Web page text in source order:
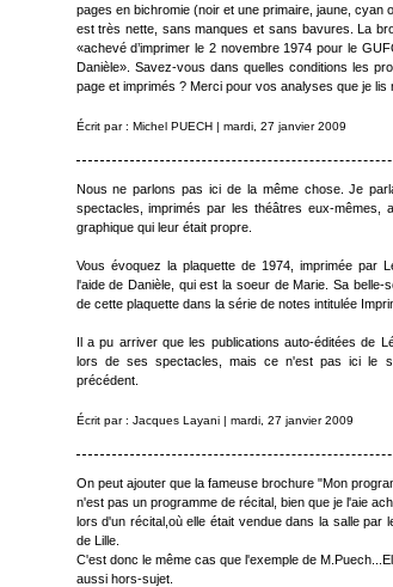
pages en bichromie (noir et une primaire, jaune, cyan
est très nette, sans manques et sans bavures. La
«achevé d’imprimer le 2 novembre 1974 pour le
Danièle». Savez-vous dans quelles conditions les
page et imprimés ? Merci pour vos analyses que je lis
Écrit par : Michel PUECH | mardi, 27 janvier 2009
Nous ne parlons pas ici de la même chose. Je
spectacles, imprimés par les théâtres eux-mêmes,
graphique qui leur était propre.
Vous évoquez la plaquette de 1974, imprimée par
l'aide de Danièle, qui est la soeur de Marie. Sa belle-
de cette plaquette dans la série de notes intitulée
Il a pu arriver que les publications auto-éditées de
lors de ses spectacles, mais ce n'est pas ici le
précédent.
Écrit par : Jacques Layani | mardi, 27 janvier 2009
On peut ajouter que la fameuse brochure "Mon
n'est pas un programme de récital, bien que je l'aie
lors d'un récital,où elle était vendue dans la salle par
de Lille.
C'est donc le même cas que l'exemple de
aussi hors-sujet.